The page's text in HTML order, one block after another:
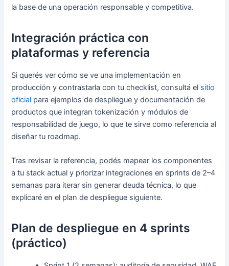
la base de una operación responsable y competitiva.
Integración práctica con
plataformas y referencia
Si querés ver cómo se ve una implementación en
producción y contrastarla con tu checklist, consultá el sitio
oficial para ejemplos de despliegue y documentación de
productos que integran tokenización y módulos de
responsabilidad de juego, lo que te sirve como referencia al
diseñar tu roadmap.
Tras revisar la referencia, podés mapear los componentes
a tu stack actual y priorizar integraciones en sprints de 2–4
semanas para iterar sin generar deuda técnica, lo que
explicaré en el plan de despliegue siguiente.
Plan de despliegue en 4 sprints
(práctico)